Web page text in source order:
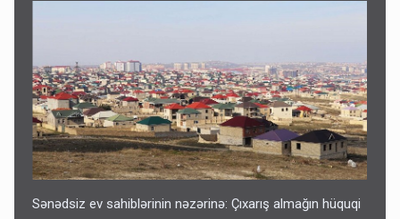
Sənədsiz ev sahiblərinin nəzərinə: Çıxarış almağın hüquqi